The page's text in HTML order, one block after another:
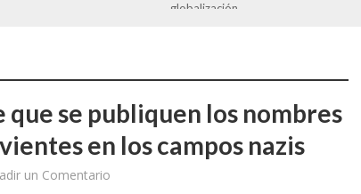
globalización
que se publiquen los nombres
en los campos nazis
un Comentario